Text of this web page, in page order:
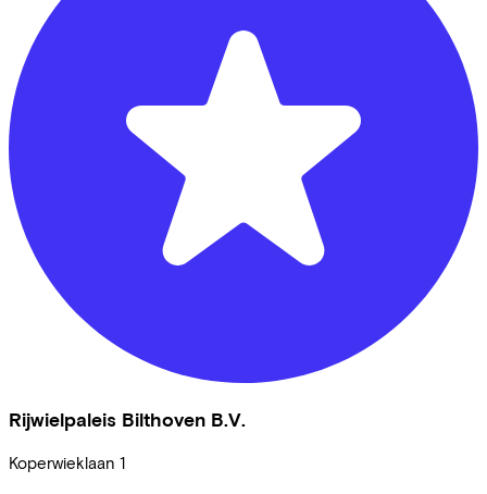
Rijwielpaleis Bilthoven B.V.
Koperwieklaan 1